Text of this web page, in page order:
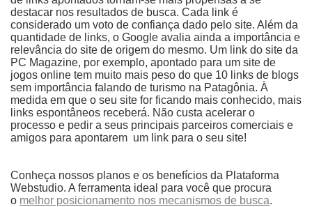
destacar nos resultados de busca. Cada link é
considerado um voto de confiança dado pelo site. Além da
quantidade de links, o Google avalia ainda a importância e
relevância do site de origem do mesmo. Um link do site da
PC Magazine, por exemplo, apontado para um site de
jogos online tem muito mais peso do que 10 links de blogs
sem importância falando de turismo na Patagônia. À
medida em que o seu site for ficando mais conhecido, mais
links espontâneos receberá. Não custa acelerar o
processo e pedir a seus principais parceiros comerciais e
amigos para apontarem um link para o seu site!
Conheça nossos planos e os benefícios da Plataforma
Webstudio. A ferramenta ideal para você que procura
o melhor posicionamento nos mecanismos de busca.